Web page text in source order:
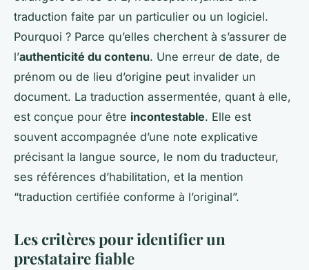
traduction faite par un particulier ou un logiciel.
Pourquoi ? Parce qu’elles cherchent à s’assurer de
l’authenticité du contenu. Une erreur de date, de
prénom ou de lieu d’origine peut invalider un
document. La traduction assermentée, quant à elle,
est conçue pour être incontestable. Elle est
souvent accompagnée d’une note explicative
précisant la langue source, le nom du traducteur,
ses références d’habilitation, et la mention
“traduction certifiée conforme à l’original”.
Les critères pour identifier un
prestataire fiable